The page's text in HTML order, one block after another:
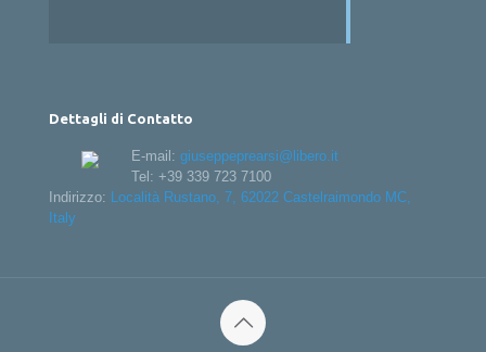
Dettagli di Contatto
E-mail: giuseppeprearsi@libero.it
Tel: +39 339 723 7100
Indirizzo: Località Rustano, 7, 62022 Castelraimondo MC,
Italy